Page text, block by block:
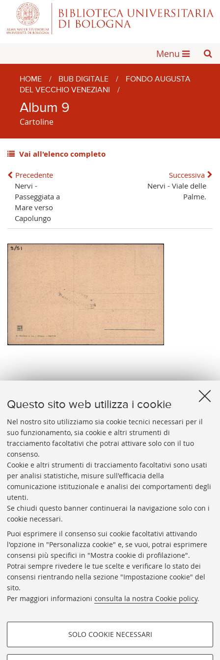
Questo sito web utilizza i cookie
Nel nostro sito utilizziamo sia cookie tecnici necessari per il
suo funzionamento, sia cookie e altri strumenti di
tracciamento facoltativi che potrai attivare solo con il tuo
consenso.
Cookie e altri strumenti di tracciamento facoltativi sono usati
per analisi statistiche, misure sull'efficacia della
comunicazione istituzionale e analisi dei comportamenti degli
utenti.
Se chiudi questo banner continuerai la navigazione solo con i
cookie necessari.
Puoi esprimere il consenso sui cookie facoltativi attivando
l'opzione in "Personalizza cookie" e, se vuoi, potrai esprimere
consensi più specifici in "Mostra cookie di profilazione".
Potrai sempre rivedere le tue scelte e verificare lo stato dei
consensi rientrando nella sezione "Impostazione cookie" del
sito.
Per maggiori informazioni consulta la nostra Cookie policy.
COOKIE DI PROFILAZIONE -
SOLO COOKIE NECESSARI
Menu
HOME / BUB DIGITALE /
FONDO AUGUSTA
DEL VECCHIO VENEZIANI
/
Album 9
Cartoline
Vai all'elenco completo
Precedente
Nervi -
Passeggiata a
Mare verso
Capolungo
Successiva
Nervi - Viale delle
Palme.
UNIVERSITARIA
Presidente: prof. Francesco Citti
Coordinatrice gestionale: Maria Pia Torricelli
Responsabile Amministrativo: Luigia Di Pumpo
Via Zamboni, 33/35 - 40126 Bologna (BO)
Tel. +39 051 2088306 - Fax +39 051 2088385
bub.info@unibo.it
bub.biblioteca@pec.unibo.it
Dove siamo
Orario dei servizi
Helpdesk
Rubrica di Ateneo
Privacy e note legali